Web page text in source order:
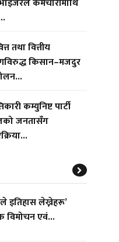
तथा वित्तीय
किसान–मजदुर
कम्युनिष्ट पार्टी
जनतासँग
इतिहास लेख्नेहरू’
विमोचन एवं...